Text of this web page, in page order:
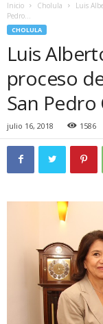
Inicio Cholula
Luis
Pedro...
CHOLULA
Luis
proceso
San Pedro
julio 16, 2018 1586